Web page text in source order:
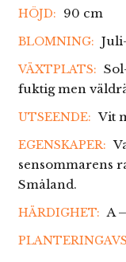
HÖJD: 90 cm
BLOMNING:
VÄXTPLATS:
fuktig men
UTSEENDE: Vit
EGENSKAPER:
sensommarens
Småland.
HÄRDIGHET: A